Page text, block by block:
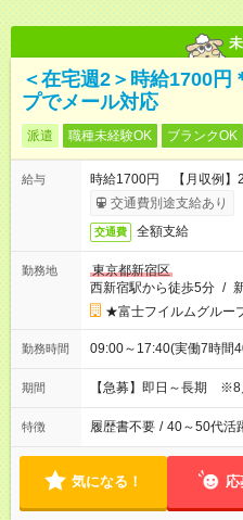
＜在宅週2＞時給1700円
プでメール対応
派遣 職種未経験OK ブランクOK
給与
時給1700円 【月収例】
交通費別途支給あり
交通費 全額支給
勤務地
東京都新宿区
西新宿駅から徒歩5分 /
★富士フイルムグルー
勤務時間 09:00～17:40(実働7時
期間 【急募】即日～長期 ※8
特徴 履歴書不要 / 40～50代活
気になる！ 応